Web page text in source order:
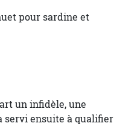
pour sardine et
un infidèle, une
servi ensuite à qualifier